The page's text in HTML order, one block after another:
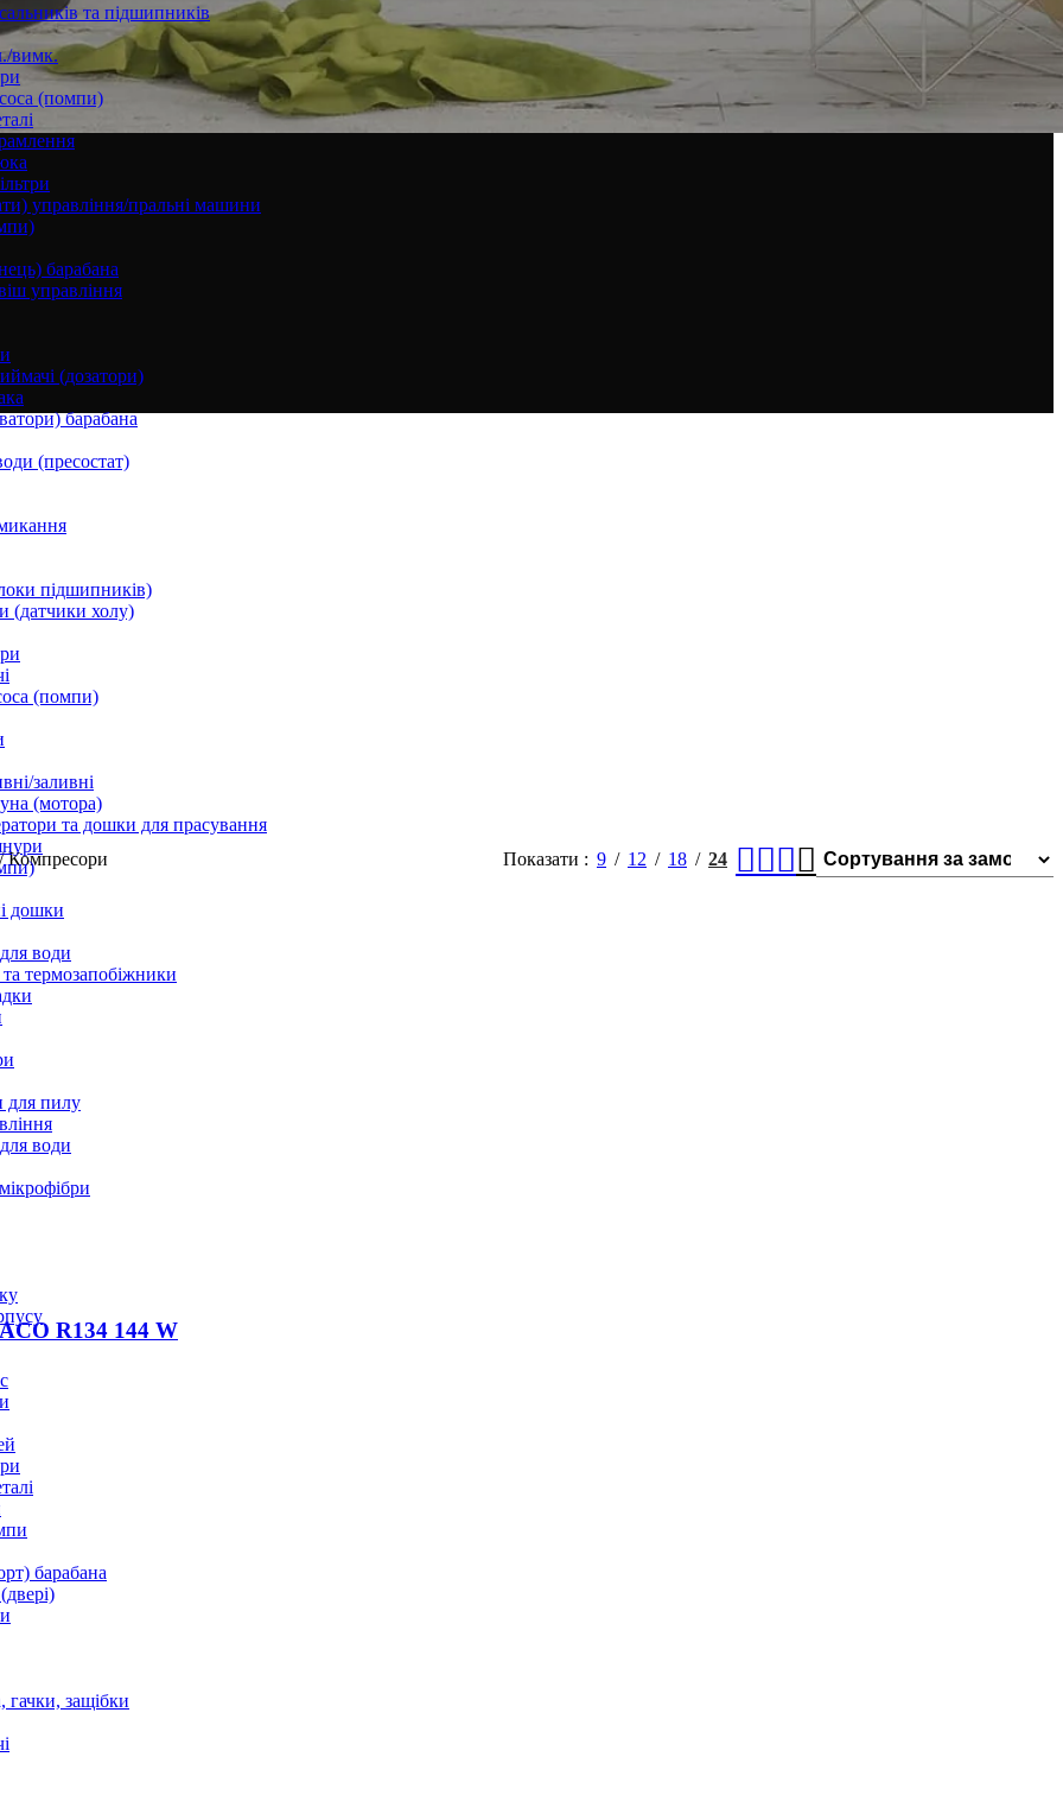
та підшипників
вимк.
(помпи)
управління/пральні машини
барабана
управління
(дозатори)
барабана
(пресостат)
підшипників)
(датчики холу)
(помпи)
заливні
(мотора)
та дошки для прасування
дошки
води
термозапобіжники
для пилу
води
барабана
защібки
/ Компресори Показати 9 12 18 24
R134 144 W